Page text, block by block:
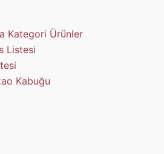
Kategori Ürünler
Listesi
Kabuğu